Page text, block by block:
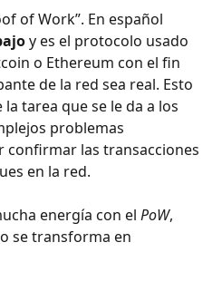
of Work”. En español
y es el protocolo usado
o Ethereum con el fin
de la red sea real. Esto
tarea que se le da a los
problemas
confirmar las transacciones
en la red.
energía con el PoW,
se transforma en